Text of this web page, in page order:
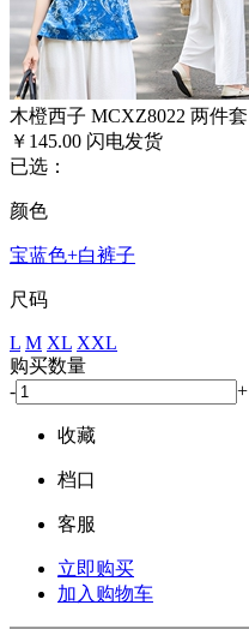
木橙西子 MCXZ8022 两件套
￥145.00 闪电发货
已选：
颜色
宝蓝色+白裤子
尺码
L M XL XXL
购买数量
-
+
收藏
档口
客服
立即购买
加入购物车